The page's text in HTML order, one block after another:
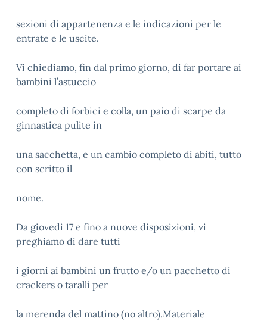
sezioni di appartenenza e le indicazioni per le
entrate e le uscite.
Vi chiediamo, fin dal primo giorno, di far portare ai
bambini l’astuccio
completo di forbici e colla, un paio di scarpe da
ginnastica pulite in
una sacchetta, e un cambio completo di abiti, tutto
con scritto il
nome.
Da giovedì 17 e fino a nuove disposizioni, vi
preghiamo di dare tutti
i giorni ai bambini un frutto e/o un pacchetto di
crackers o taralli per
la merenda del mattino (no altro).Materiale